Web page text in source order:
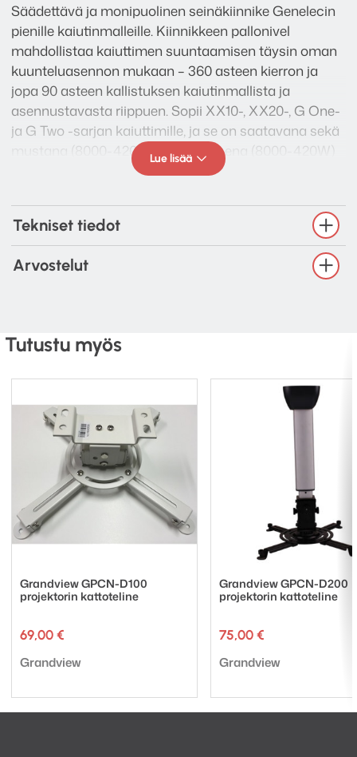
Säädettävä ja monipuolinen seinäkiinnike Genelecin
pienille kaiutinmalleille. Kiinnikkeen pallonivel
mahdollistaa kaiuttimen suuntaamisen täysin oman
kuunteluasennon mukaan – 360 asteen kierron ja
jopa 90 asteen kallistuksen kaiutinmallista ja
asennustavasta riippuen. Sopii XX10-, XX20-, G One-
ja G Two -sarjan kaiuttimille, ja se on saatavana sekä
mustana (8000-420B) että valkoisena (8000-420W)
versiona, joten se taipuu niin studio- kuin
Lue lisää
Tekniset tiedot
Arvostelut
Tutustu myös
Grandview GPCN-D100
projektorin kattoteline
69,00 €
Tuotemerkki:
Grandview
Grandview GPCN-D200
projektorin kattoteline
75,00 €
Tuotemerkki:
Grandview